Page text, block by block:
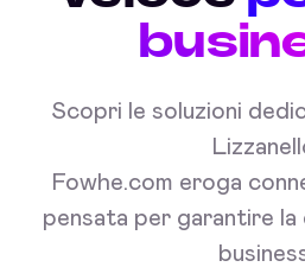
Scopri le soluzioni
Fowhe.com eroga
pensata per garantire